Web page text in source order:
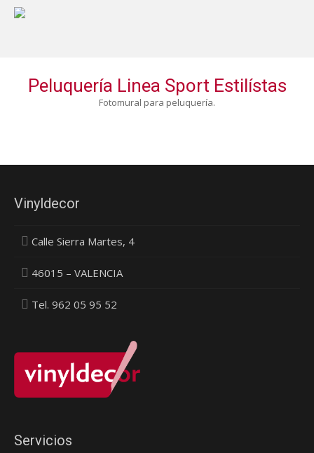
Peluquería Linea Sport Estilístas
Fotomural para peluquería.
Vinyldecor
Calle Sierra Martes, 4
46015 – VALENCIA
Tel. 962 05 95 52
Servicios